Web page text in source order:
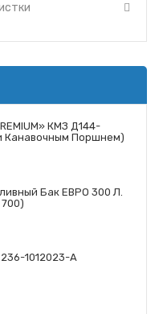
КМЗ Д144-
Канавочным Поршнем)
Бак ЕВРО 300 Л.
1012023-А